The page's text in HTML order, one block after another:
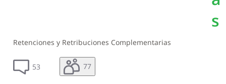
s
Retenciones y Retribuciones Complementarias
53 77